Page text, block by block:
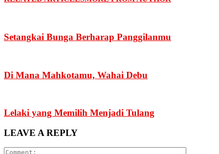
Setangkai Bunga Berharap Panggilanmu
Di Mana Mahkotamu, Wahai Debu
Lelaki yang Memilih Menjadi Tulang
LEAVE A REPLY